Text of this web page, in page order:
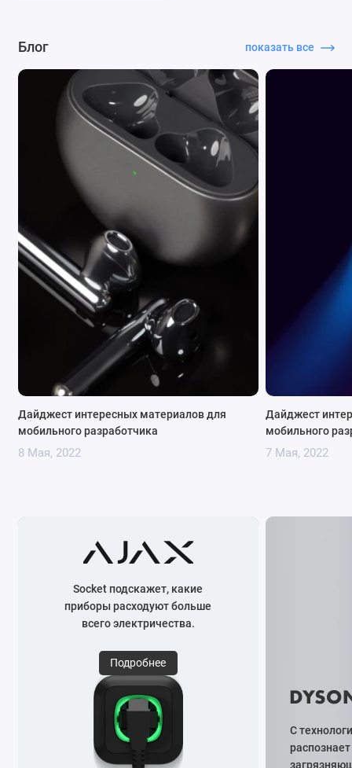
Блог показать все
Дайджест интересных материалов для
мобильного разработчика
8 Мая, 2022
Дайджест
мобильного
7 Мая, 2022
Socket подскажет, какие
приборы расходуют больше
всего электричества.
Подробнее
С